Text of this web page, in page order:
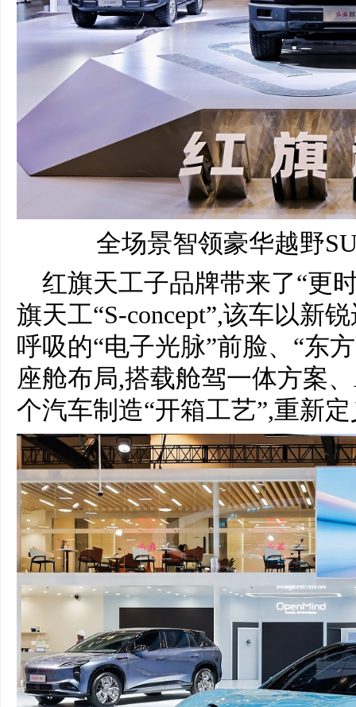
全场景智领豪华越野
红旗天工子品牌带来了“更
旗天工“S-concept”,该车以新
呼吸的“电子光脉”前脸、“东
座舱布局,搭载舱驾一体方案
个汽车制造“开箱工艺”,重新